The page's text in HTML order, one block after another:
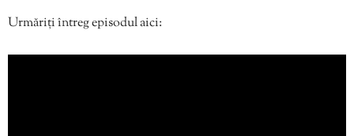
Urmăriți întreg episodul aici: